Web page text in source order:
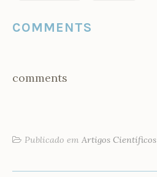
COMMENTS
comments
Publicado em Artigos Científicos